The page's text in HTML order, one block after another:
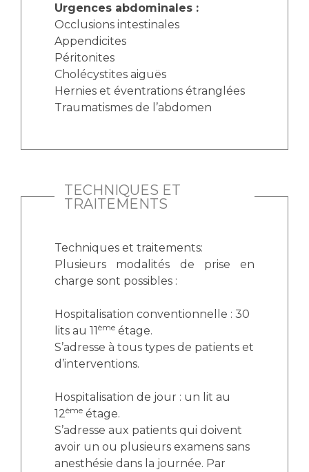
Urgences abdominales :
Occlusions intestinales
Appendicites
Péritonites
Cholécystites aiguës
Hernies et éventrations étranglées
Traumatismes de l’abdomen
TECHNIQUES ET
TRAITEMENTS
Techniques et traitements:
Plusieurs modalités de prise en
charge sont possibles :
Hospitalisation conventionnelle : 30
lits au 11ème étage.
S’adresse à tous types de patients et
d’interventions.
Hospitalisation de jour : un lit au
12ème étage.
S’adresse aux patients qui doivent
avoir un ou plusieurs examens sans
anesthésie dans la journée. Par